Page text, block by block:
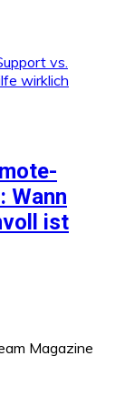
Wann
ist
Magazine